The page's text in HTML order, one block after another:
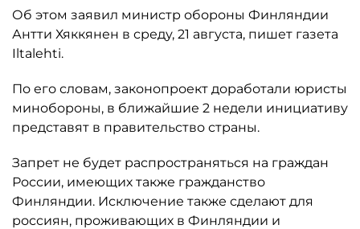
Об этом заявил министр обороны Финляндии
Антти Хяккянен в среду, 21 августа, пишет газета
Iltalehti.
По его словам, законопроект доработали юристы
минобороны, в ближайшие 2 недели инициативу
представят в правительство страны.
Запрет не будет распространяться на граждан
России, имеющих также гражданство
Финляндии. Исключение также сделают для
россиян, проживающих в Финляндии и